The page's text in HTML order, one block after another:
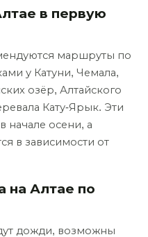
в первую
маршруты по
у Катуни, Чемала,
озёр, Алтайского
Кату-Ярык. Эти
начале осени, а
в зависимости от
на Алтае по
дожди, возможны